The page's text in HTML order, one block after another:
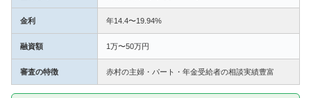
金利 年14.4〜19.94%
融資額 1万〜50万円
審査の特徴 赤村の主婦・パート・年金受給者の相談実績豊富